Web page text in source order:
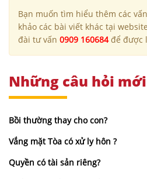
Bạn muốn tìm hiểu thêm các
khảo các bài viết khác tại
đài tư vấn 0909 160684để được
Những câu hỏi
Bồi thường thay cho con?
Vắng mặt Tòa có xử ly hôn ?
Quyền có tài sản riêng?